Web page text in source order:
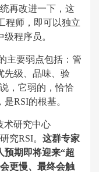
再改进一下，这
程师，即可以独立
程序员。
主要弱点包括：管
先级、品味、验
，它弱的，恰恰
RSI的根基。
术研究中心
究RSI。 这群专家
预期即将迎来“超
更慢、最终会触